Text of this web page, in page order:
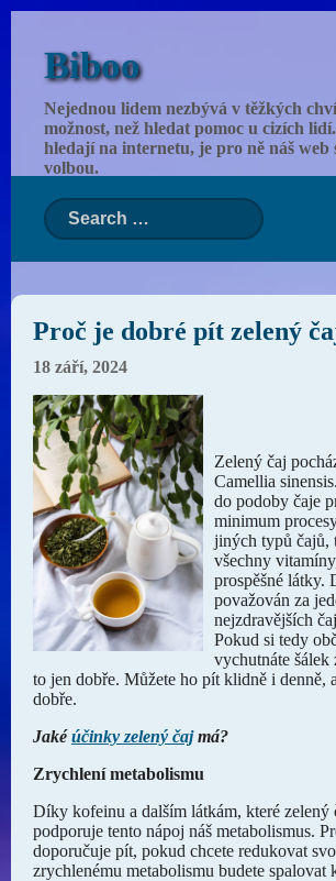
Biboo
Nejednou lidem nezbývá v těžkých
možnost, než hledat pomoc u cizích
hledají na internetu, je pro ně náš web
volbou.
Proč je dobré pít zelený
18 září, 2024
Zelený čaj
Camellia
do podoby čaje
minimum
jiných typů čajů,
všechny
prospěšné látky.
považován za
nejzdravějších
Pokud si tedy
vychutnáte šálek
to jen dobře. Můžete ho pít klidně i denně,
dobře.
Jakéúčinky zelený čajmá?
Zrychlení metabolismu
Díky kofeinu a dalším látkám, které zelený
podporuje tento nápoj náš metabolismus.
doporučuje pít, pokud chcete redukovat
zrychlenému metabolismu budete spalovat